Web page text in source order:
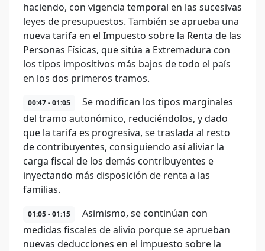
haciendo, con vigencia temporal en las sucesivas
leyes de presupuestos. También se aprueba una
nueva tarifa en el Impuesto sobre la Renta de las
Personas Físicas, que sitúa a Extremadura con
los tipos impositivos más bajos de todo el país
en los dos primeros tramos.
00:47 - 01:05
Se modifican los tipos marginales
del tramo autonómico, reduciéndolos, y dado
que la tarifa es progresiva, se traslada al resto
de contribuyentes, consiguiendo así aliviar la
carga fiscal de los demás contribuyentes e
inyectando más disposición de renta a las
familias.
01:05 - 01:15
Asimismo, se continúan con
medidas fiscales de alivio porque se aprueban
nuevas deducciones en el impuesto sobre la